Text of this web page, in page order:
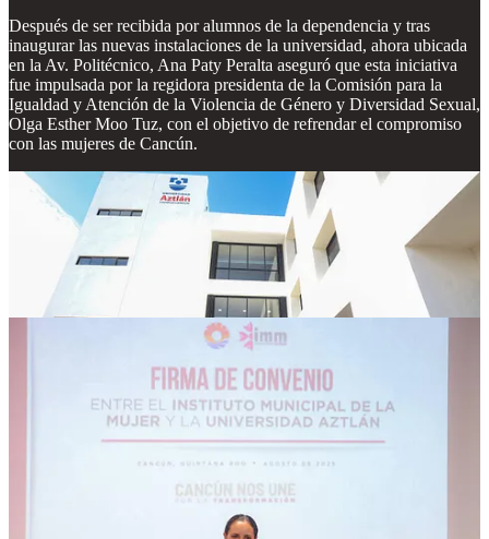
Después de ser recibida por alumnos de la dependencia y tras
inaugurar las nuevas instalaciones de la universidad, ahora ubicada
en la Av. Politécnico, Ana Paty Peralta aseguró que esta iniciativa
fue impulsada por la regidora presidenta de la Comisión para la
Igualdad y Atención de la Violencia de Género y Diversidad Sexual,
Olga Esther Moo Tuz, con el objetivo de refrendar el compromiso
con las mujeres de Cancún.
“No están solas, las instituciones tenemos como prioridad no volver
jamás a ver un caso de violencia contra las mujeres. Hoy se trabaja
de manera transversal con el IMM para acabar de tajo con esta